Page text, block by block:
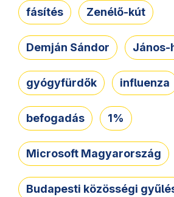
fásítés Zenélő-kút
Demján Sándor János-
gyógyfürdők influenza
befogadás 1%
Microsoft Magyarország
Budapesti közösségi